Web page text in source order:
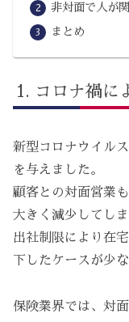
非対面で人が
まとめ
コロナ禍に
新型コロナウイル
を与えました。
顧客との対面営業
大きく減少してしま
出社制限により在
下したケースが少
保険業界では、対